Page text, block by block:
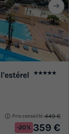
★★★★★
Prix conseillé :449 €
-20% 359 €